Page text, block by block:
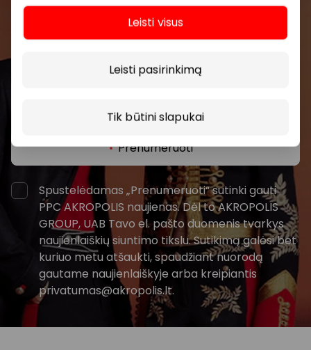
Leisti visus
Leisti pasirinkimą
Tik būtini slapukai
Pirmieji sužinokite apie geriausius pasiūlymus,
renginius ir naujausią informaciją iš AKROPOLIS
prekybos centro.
Prenumeruoti
Spustelėdamas „Prenumeruoti“ sutinki gauti
PPC AKROPOLIS naujienas. Dėl to AKROPOLIS
GROUP, UAB Tavo el. pašto duomenis tvarkys
naujienlaiškių siuntimo tikslu. Sutikimą galėsi bet
kuriuo metu atšaukti, spaudžiant nuorodą
gautame naujienlaiškyje arba kreipiantis
privatumas@akropolis.lt.
Daugiau